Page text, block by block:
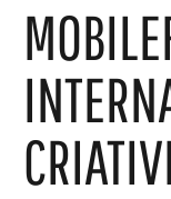
e
do
Som